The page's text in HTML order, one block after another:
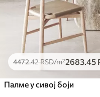
4472.42RSD/m²2683 .45
Палме у сивој боји